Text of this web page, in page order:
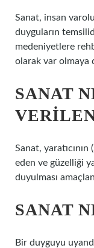
Sanat, insan
duyguların
medeniyetlere
olarak var olmaya
SANAT
Sanat,
eden ve güzelliği
duyulması
SANAT
Bir duyguyu